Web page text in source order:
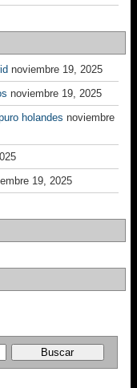
noviembre 19, 2025
noviembre 19, 2025
holandes noviembre
19, 2025